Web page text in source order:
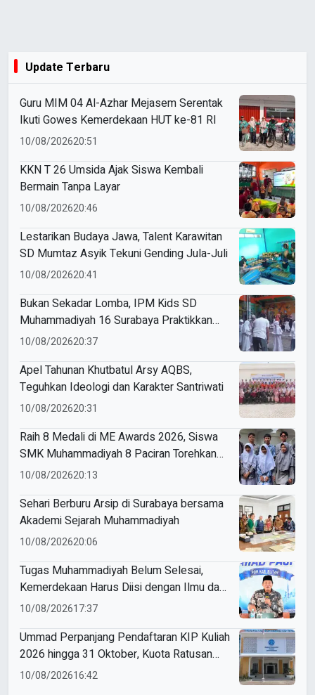
Update Terbaru
Guru MIM 04 Al-Azhar Mejasem Serentak
Ikuti Gowes Kemerdekaan HUT ke-81 RI
10/08/202620:51
KKN T 26 Umsida Ajak Siswa Kembali
Bermain Tanpa Layar
10/08/202620:46
Lestarikan Budaya Jawa, Talent Karawitan
SD Mumtaz Asyik Tekuni Gending Jula-Juli
10/08/202620:41
Bukan Sekadar Lomba, IPM Kids SD
Muhammadiyah 16 Surabaya Praktikkan
Kepemimpinan di HUT RI
10/08/202620:37
Apel Tahunan Khutbatul Arsy AQBS,
Teguhkan Ideologi dan Karakter Santriwati
10/08/202620:31
Raih 8 Medali di ME Awards 2026, Siswa
SMK Muhammadiyah 8 Paciran Torehkan
Prestasi
10/08/202620:13
Sehari Berburu Arsip di Surabaya bersama
Akademi Sejarah Muhammadiyah
10/08/202620:06
Tugas Muhammadiyah Belum Selesai,
Kemerdekaan Harus Diisi dengan Ilmu dan
Amal
10/08/202617:37
Ummad Perpanjang Pendaftaran KIP Kuliah
2026 hingga 31 Oktober, Kuota Ratusan
Menanti
10/08/202616:42